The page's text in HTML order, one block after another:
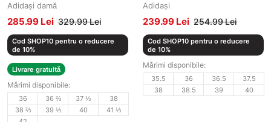
Adidași damă
285.99 Lei 329.99 Lei
Cod SHOP10 pentru o reducere
de 10%
Livrare gratuită
Mărimi disponibile:
36 36 ⅔ 37 ⅓
38
38 ⅔
39 ⅓ 40
41 ⅓
Adidași
239.99 Lei 254.99 Lei
Cod SHOP10 pentru o reducere
de 10%
Mărimi disponibile:
35.5 36 36.5
37.5
38
38.5 39 40